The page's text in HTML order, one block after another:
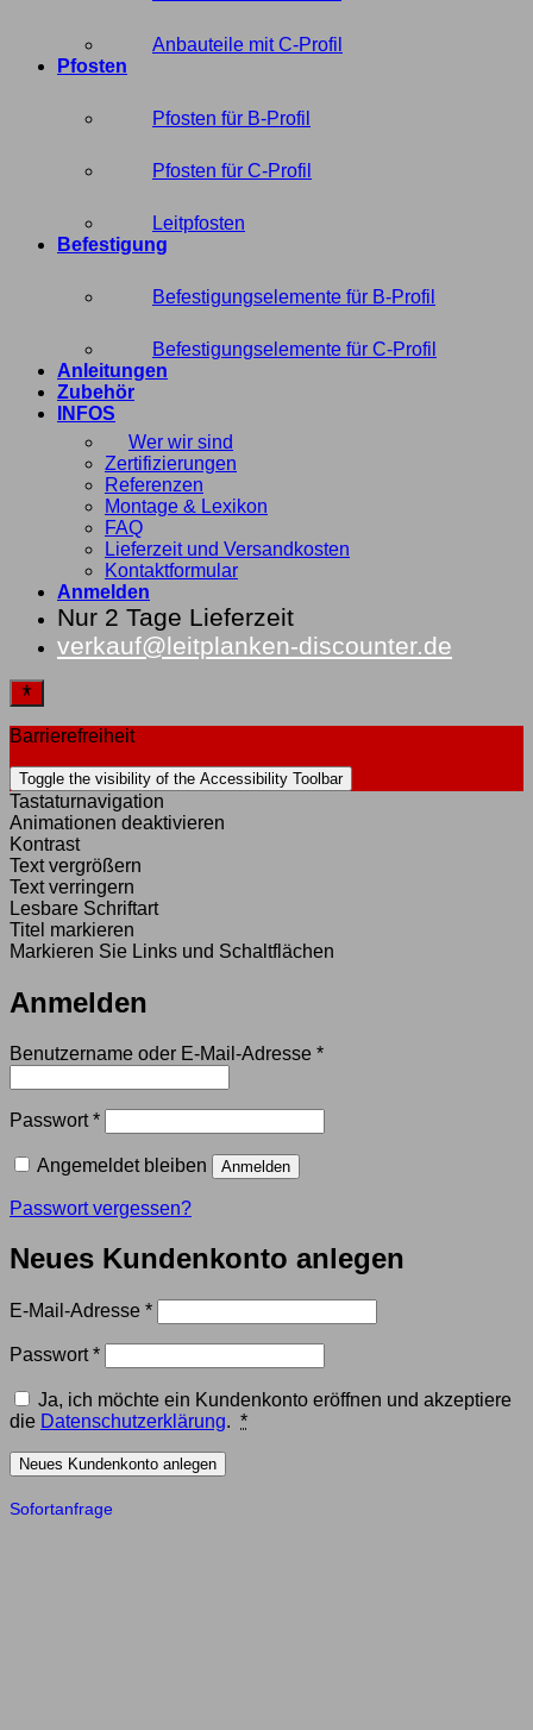
Anbauteile mit C-Profil
Pfosten
Pfosten für B-Profil
Pfosten für C-Profil
Leitpfosten
Befestigung
Befestigungselemente für B-Profil
Befestigungselemente für C-Profil
Anleitungen
Zubehör
INFOS
Wer wir sind
Zertifizierungen
Referenzen
Montage & Lexikon
FAQ
Lieferzeit und Versandkosten
Kontaktformular
Anmelden
Nur 2 Tage Lieferzeit
verkauf@leitplanken-discounter.de
Barrierefreiheit
Toggle the visibility of the Accessibility Toolbar
Tastaturnavigation
Animationen deaktivieren
Kontrast
Text vergrößern
Text verringern
Lesbare Schriftart
Titel markieren
Markieren Sie Links und Schaltflächen
Anmelden
Benutzername oder E-Mail-Adresse *Erforderlich
Passwort*Erforderlich
Angemeldet bleiben Anmelden
Passwort vergessen?
Neues Kundenkonto anlegen
E-Mail-Adresse *Erforderlich
Passwort*Erforderlich
Ja, ich möchte ein Kundenkonto eröffnen und akzeptiere
die Datenschutzerklärung. *
Neues Kundenkonto anlegen
Sofortanfrage